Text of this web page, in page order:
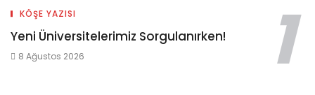
KÖŞE YAZISI
Yeni Üniversitelerimiz Sorgulanırken!
8 Ağustos 2026